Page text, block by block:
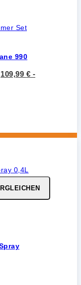
990
109,99 € -